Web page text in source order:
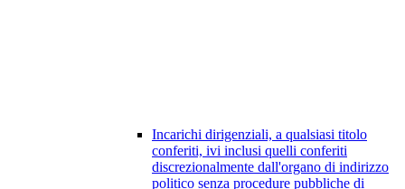
Incarichi dirigenziali, a qualsiasi titolo
conferiti, ivi inclusi quelli conferiti
discrezionalmente dall'organo di indirizzo
politico senza procedure pubbliche di